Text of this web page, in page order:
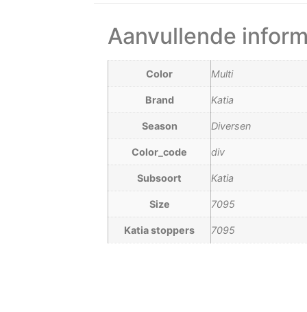
Aanvullende
Color Multi
Brand Katia
Season Diversen
Color_code div
Subsoort Katia
Size 7095
Katia stoppers 7095